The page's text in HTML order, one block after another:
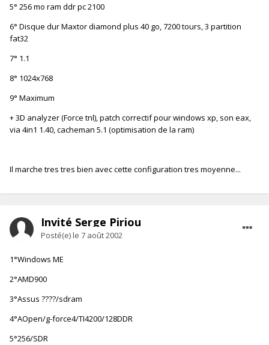
5° 256 mo ram ddr pc 2100
6° Disque dur Maxtor diamond plus 40 go, 7200 tours, 3 partition
fat32
7° 1.1
8° 1024x768
9° Maximum
+ 3D analyzer (Force tnl), patch correctif pour windows xp, son eax,
via 4in1 1.40, cacheman 5.1 (optimisation de la ram)
Il marche tres tres bien avec cette configuration tres moyenne...
Invité Serge Piriou
Posté(e)le 7 août 2002
1°Windows ME
2°AMD900
3°Assus ????/sdram
4°AOpen/g-force4/TI4200/128DDR
5°256/SDR